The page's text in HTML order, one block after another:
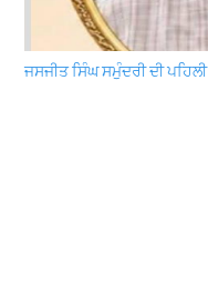
ਜਸਜੀਤ ਸਿੰਘ ਸਮੁੰਦਰੀ ਦੀ